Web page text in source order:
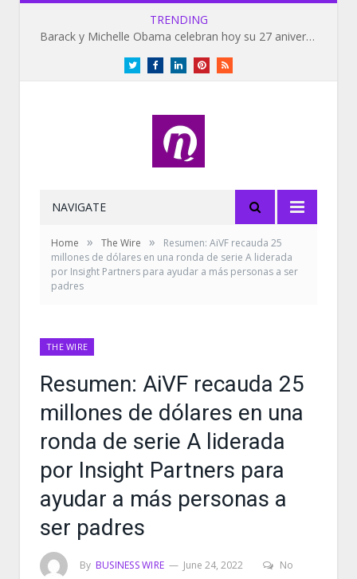
TRENDING
Barack y Michelle Obama celebran hoy su 27 aniversario de bodas
TwitterFacebookLinkedInPinterestRSS
NAVIGATE
Home » The Wire »
Resumen: AiVF recauda 25
millones de dólares en una ronda de serie A liderada
por Insight Partners para ayudar a más personas a ser
padres
THE WIRE
Resumen: AiVF recauda 25
millones de dólares en una
ronda de serie A liderada
por Insight Partners para
ayudar a más personas a
ser padres
By BUSINESS WIRE June 24, 2022
No